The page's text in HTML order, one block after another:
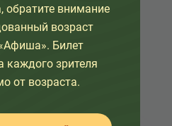
внимание
возраст
Билет
каждого зрителя
от возраста.